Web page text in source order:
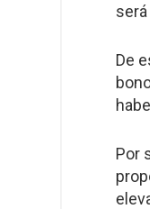
será
De
Por